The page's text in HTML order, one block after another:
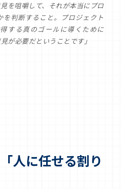
を咀嚼して、それが本当にプロ
を判断すること。プロジェクト
する真のゴールに導くために
が必要だということです」
人に任せる割り